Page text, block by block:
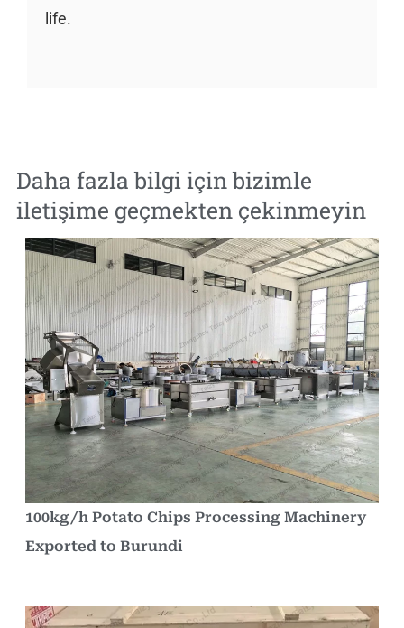
life.
Daha fazla bilgi için bizimle
iletişime geçmekten çekinmeyin
100kg/h Potato Chips Processing Machinery
Exported to Burundi